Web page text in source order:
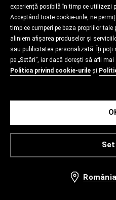
experiență posibilă în timp ce utilizezi
Acceptând toate cookie-urile, ne
timp ce cumperi pe baza propriilor
aliniem afișarea produselor și
sau publicitatea personalizată. Îți
pe „Setări”, iar dacă dorești să afli
Politica privind cookie-urile și